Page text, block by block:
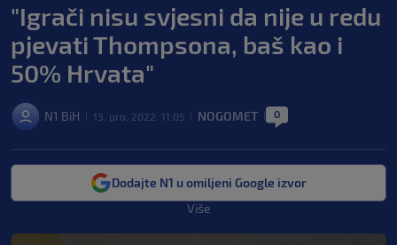
"Igrači nisu svjesni da nije u redu
pjevati Thompsona, baš kao i
50% Hrvata"
N1 BiH 13. pro. 2022. 11:05 NOGOMET 0
Dodajte N1 u omiljeni Google izvor
Više